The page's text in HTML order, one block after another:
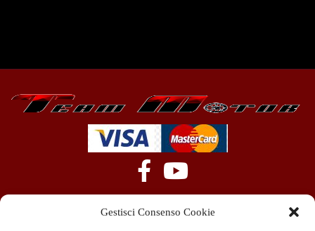
Gestisci Consenso Cookie